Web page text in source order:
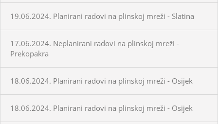
19.06.2024. Planirani radovi na plinskoj mreži - Slatina
17.06.2024. Neplanirani radovi na plinskoj mreži -
Prekopakra
18.06.2024. Planirani radovi na plinskoj mreži - Osijek
18.06.2024. Planirani radovi na plinskoj mreži - Osijek